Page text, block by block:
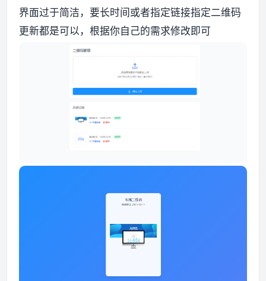
界面过于简洁，要长时间或者指定链接指定二维码
更新都是可以，根据你自己的需求修改即可